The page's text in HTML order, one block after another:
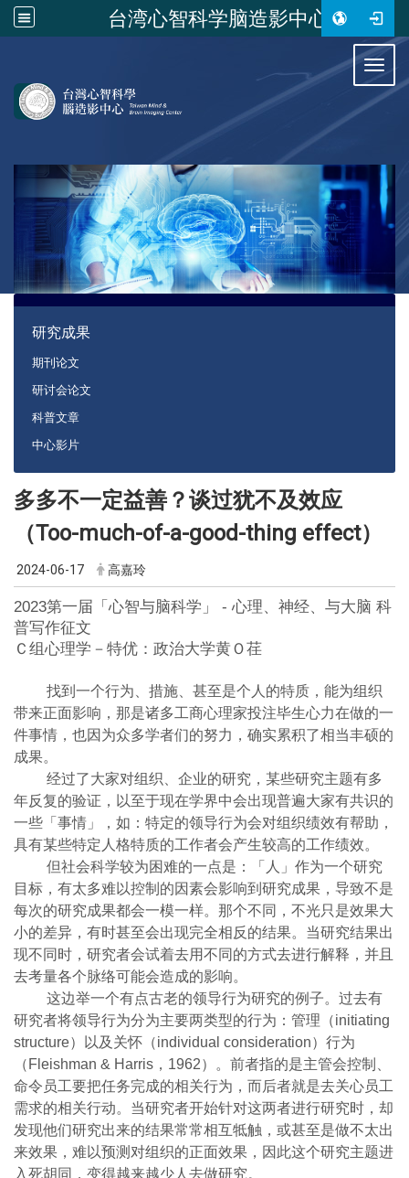
台湾心智科学脑造影中心
研究成果
期刊论文
研讨会论文
科普文章
中心影片
多多不一定益善？谈过犹不及效应
（Too-much-of-a-good-thing effect）
2024-06-17 高嘉玲
2023第一届「心智与脑科学」 - 心理、神经、与大脑 科
普写作征文
Ｃ组心理学－特优：政治大学黄Ｏ荏
找到一个行为、措施、甚至是个人的特质，能为组织
带来正面影响，那是诸多工商心理家投注毕生心力在做的一
件事情，也因为众多学者们的努力，确实累积了相当丰硕的
成果。
经过了大家对组织、企业的研究，某些研究主题有多
年反复的验证，以至于现在学界中会出现普遍大家有共识的
一些「事情」，如：特定的领导行为会对组织绩效有帮助，
具有某些特定人格特质的工作者会产生较高的工作绩效。
但社会科学较为困难的一点是：「人」作为一个研究
目标，有太多难以控制的因素会影响到研究成果，导致不是
每次的研究成果都会一模一样。那个不同，不光只是效果大
小的差异，有时甚至会出现完全相反的结果。当研究结果出
现不同时，研究者会试着去用不同的方式去进行解释，并且
去考量各个脉络可能会造成的影响。
这边举一个有点古老的领导行为研究的例子。过去有
研究者将领导行为分为主要两类型的行为：管理（initiating
structure）以及关怀（individual consideration）行为
（Fleishman & Harris，1962）。前者指的是主管会控制、
命令员工要把任务完成的相关行为，而后者就是去关心员工
需求的相关行动。当研究者开始针对这两者进行研究时，却
发现他们研究出来的结果常常相互牴触，或甚至是做不太出
来效果，难以预测对组织的正面效果，因此这个研究主题进
入死胡同，变得越来越少人去做研究。